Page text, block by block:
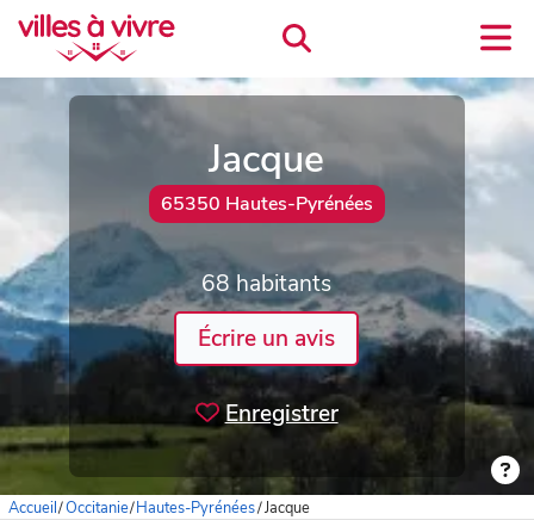
Jacque
65350 Hautes-Pyrénées
68 habitants
Écrire un avis
Enregistrer
Accueil/Occitanie/Hautes-Pyrénées/Jacque